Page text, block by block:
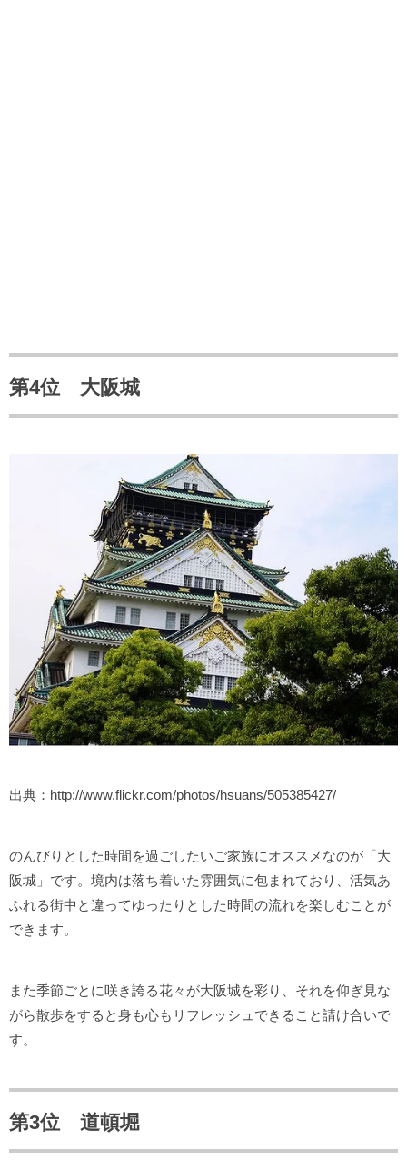
第4位 大阪城
出典：http://www.flickr.com/photos/hsuans/505385427/
のんびりとした時間を過ごしたいご家族にオススメなのが「大
阪城」です。境内は落ち着いた雰囲気に包まれており、活気あ
ふれる街中と違ってゆったりとした時間の流れを楽しむことが
できます。
また季節ごとに咲き誇る花々が大阪城を彩り、それを仰ぎ見な
がら散歩をすると身も心もリフレッシュできること請け合いで
す。
第3位 道頓堀